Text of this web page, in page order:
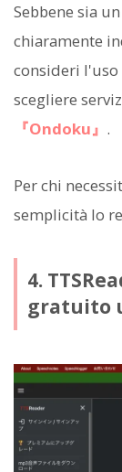
Sebbene sia
chiaramente
consideri
scegliere
『Ondoku』 .
Per chi
semplicità lo
4.
gratuito